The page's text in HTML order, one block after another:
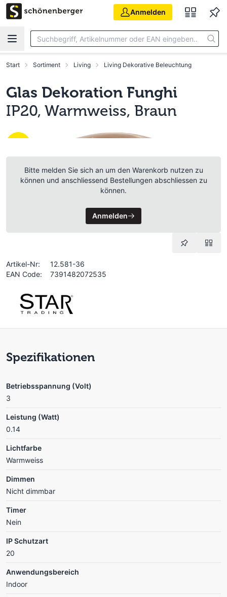
Zum Hauptinhalt springen
Anmelden
Start Sortiment Living Living Dekorative Beleuchtung
Glas Dekoration Funghi
IP20, Warmweiss, Braun
Bitte melden Sie sich an um den Warenkorb nutzen zu
können und anschliessend Bestellungen abschliessen zu
können.
Anmelden
Artikel-Nr:
12.581-36
EAN Code:
7391482072535
Spezifikationen
Betriebsspannung (Volt)
3
Leistung (Watt)
0.14
Lichtfarbe
Warmweiss
Dimmen
Nicht dimmbar
Timer
Nein
IP Schutzart
20
Anwendungsbereich
Indoor